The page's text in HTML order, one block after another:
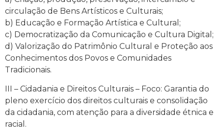
circulação de Bens Artísticos e Culturais;
b) Educação e Formação Artística e Cultural;
c) Democratização da Comunicação e Cultura Digital;
d) Valorização do Patrimônio Cultural e Proteção aos
Conhecimentos dos Povos e Comunidades
Tradicionais.
III – Cidadania e Direitos Culturais – Foco: Garantia do
pleno exercício dos direitos culturais e consolidação
da cidadania, com atenção para a diversidade étnica e
racial.